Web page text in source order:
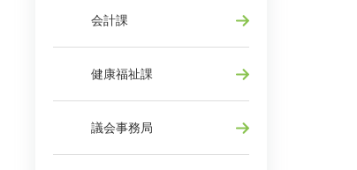
会計課
健康福祉課
議会事務局